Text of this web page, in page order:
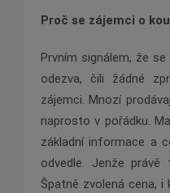
Proč se zájemci o
Prvním signálem, že
odezva, čili žádné
zájemci. Mnozí
naprosto v pořádku.
základní informace a
odvedle. Jenže
Špatně zvolená cena,